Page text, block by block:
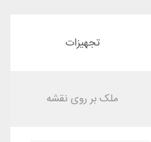
تجهیزات
ملک بر روی نقشه